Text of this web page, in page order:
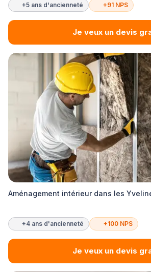
+5 ans d'ancienneté +91 NPS
Je veux un devis
Aménagement intérieur dans les
+4 ans d'ancienneté +100 NPS
Je veux un devis